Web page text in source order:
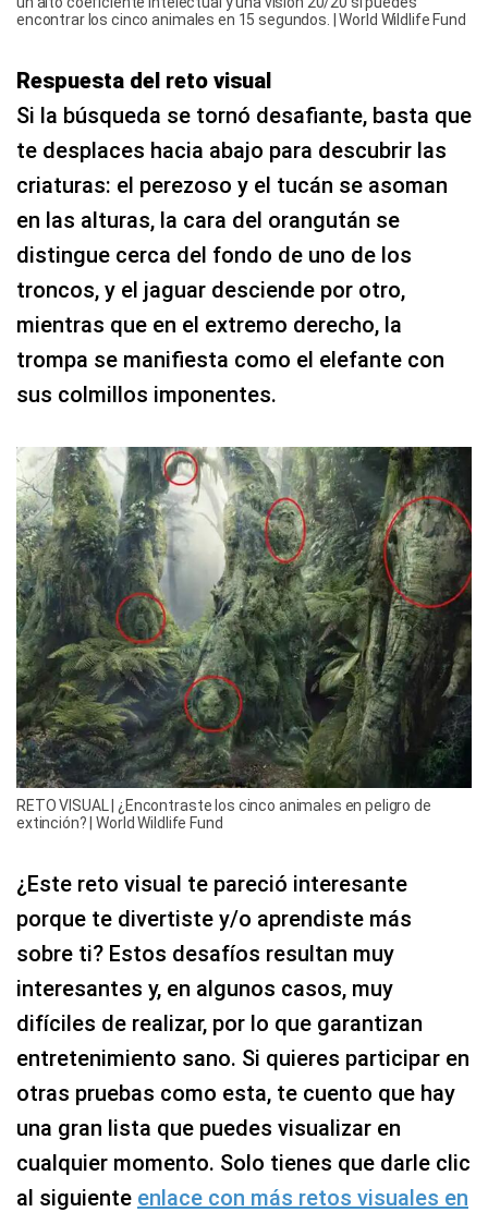
encontrar los cinco animales en 15 segundos. | World Wildlife Fund
Respuesta del reto visual
Si la búsqueda se tornó desafiante, basta que
te desplaces hacia abajo para descubrir las
criaturas: el perezoso y el tucán se asoman
en las alturas, la cara del orangután se
distingue cerca del fondo de uno de los
troncos, y el jaguar desciende por otro,
mientras que en el extremo derecho, la
trompa se manifiesta como el elefante con
sus colmillos imponentes.
RETO VISUAL | ¿Encontraste los cinco animales en peligro de
extinción? | World Wildlife Fund
¿Este reto visual te pareció interesante
porque te divertiste y/o aprendiste más
sobre ti? Estos desafíos resultan muy
interesantes y, en algunos casos, muy
difíciles de realizar, por lo que garantizan
entretenimiento sano. Si quieres participar en
otras pruebas como esta, te cuento que hay
una gran lista que puedes visualizar en
cualquier momento. Solo tienes que darle clic
al siguiente enlace con más retos visuales en